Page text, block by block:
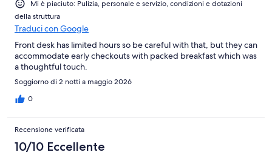
Mi è piaciuto: Pulizia, personale e servizio, condizioni e dotazioni
della struttura
Traduci con Google
Front desk has limited hours so be careful with that, but they can
accommodate early checkouts with packed breakfast which was
a thoughtful touch.
Soggiorno di 2 notti a maggio 2026
0
Recensione verificata
10/10 Eccellente